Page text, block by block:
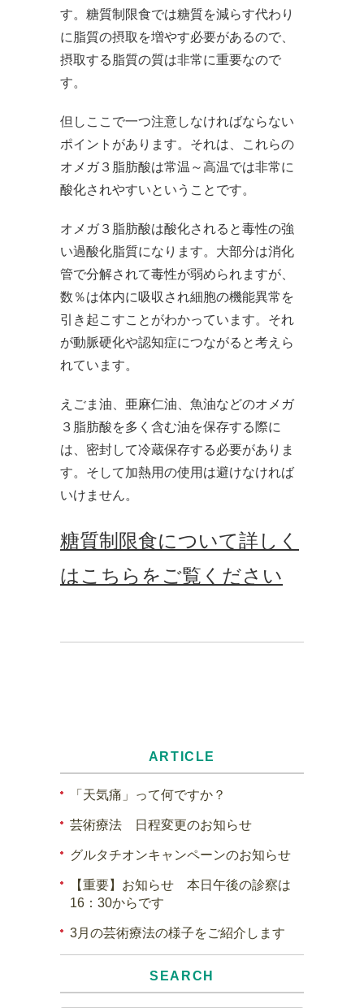
す。糖質制限食では糖質を減らす代わり
に脂質の摂取を増やす必要があるので、
摂取する脂質の質は非常に重要なので
す。
但しここで一つ注意しなければならない
ポイントがあります。それは、これらの
オメガ３脂肪酸は常温～高温では非常に
酸化されやすいということです。
オメガ３脂肪酸は酸化されると毒性の強
い過酸化脂質になります。大部分は消化
管で分解されて毒性が弱められますが、
数％は体内に吸収され細胞の機能異常を
引き起こすことがわかっています。それ
が動脈硬化や認知症につながると考えら
れています。
えごま油、亜麻仁油、魚油などのオメガ
３脂肪酸を多く含む油を保存する際に
は、密封して冷蔵保存する必要がありま
す。そして加熱用の使用は避けなければ
いけません。
糖質制限食について詳しく
はこちらをご覧ください
ARTICLE
「天気痛」って何ですか？
芸術療法 日程変更のお知らせ
グルタチオンキャンペーンのお知らせ
【重要】お知らせ 本日午後の診察は
16：30からです
3月の芸術療法の様子をご紹介します
SEARCH